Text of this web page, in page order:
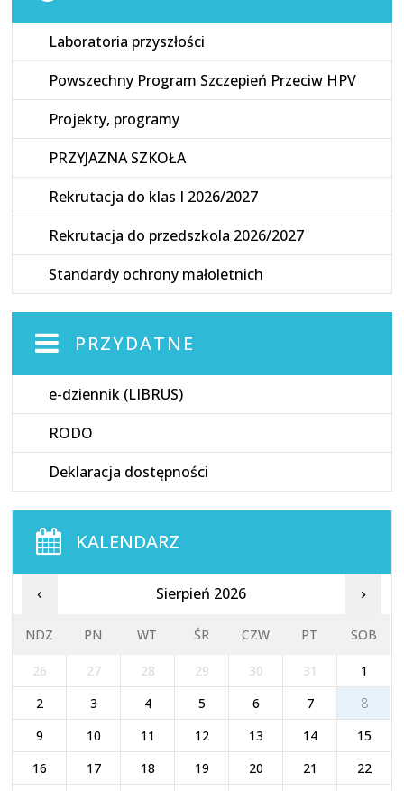
Laboratoria przyszłości
Powszechny Program Szczepień Przeciw HPV
Projekty, programy
PRZYJAZNA SZKOŁA
Rekrutacja do klas I 2026/2027
Rekrutacja do przedszkola 2026/2027
Standardy ochrony małoletnich
PRZYDATNE
e-dziennik (LIBRUS)
RODO
Deklaracja dostępności
KALENDARZ
‹ Sierpień 2026 ›
NDZ PN WT ŚR CZW PT SOB
26 27 28 29 30 31
1
2
3 4 5 6 7
8
9
10 11 12 13 14
15
16
17 18 19 20 21
22